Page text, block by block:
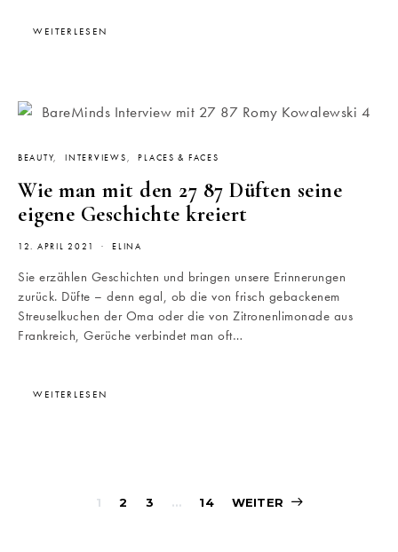
WEITERLESEN
BEAUTY INTERVIEWS PLACES & FACES
Wie man mit den 27 87 Düften seine
eigene Geschichte kreiert
12. APRIL 2021 ELINA
Sie erzählen Geschichten und bringen unsere Erinnerungen
zurück. Düfte – denn egal, ob die von frisch gebackenem
Streuselkuchen der Oma oder die von Zitronenlimonade aus
Frankreich, Gerüche verbindet man oft…
WEITERLESEN
1 2 3 … 14 WEITER